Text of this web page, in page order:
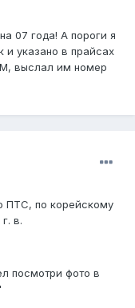
07 года! А пороги я
указано в прайсах
выслал им номер
ПТС, по корейскому
в.
посмотри фото в